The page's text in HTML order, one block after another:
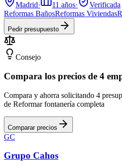
Madrid· 11 años·
Verificada
Reformas BañosReformas Viviendas
Pedir presupuesto
Consejo
Compara los precios de 4
Compara y ahorra solicitando 4
de Reformar fontanería completa
Comparar precios
GC
Grupo Cahos